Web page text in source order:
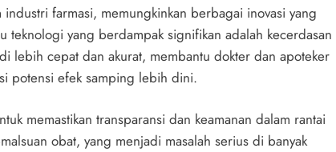
farmasi, memungkinkan berbagai inovasi yang
teknologi yang berdampak signifikan adalah kecerdasan
lebih cepat dan akurat, membantu dokter dan apoteker
potensi efek samping lebih dini.
memastikan transparansi dan keamanan dalam rantai
obat, yang menjadi masalah serius di banyak